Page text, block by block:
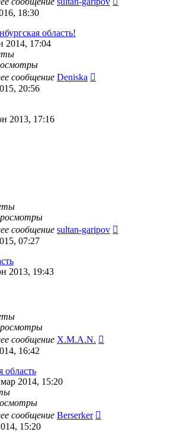
18:30
область!
2014, 17:04
сообщение Deniska
20:56
2013, 17:16
сообщение sultan-garipov
07:27
2013, 19:43
сообщение X.M.A.N.
16:42
область
2014, 15:20
сообщение Berserker
15:20